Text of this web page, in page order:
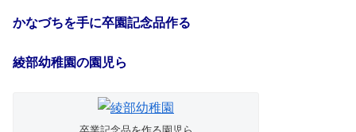
かなづちを手に卒園記念品作る
綾部幼稚園の園児ら